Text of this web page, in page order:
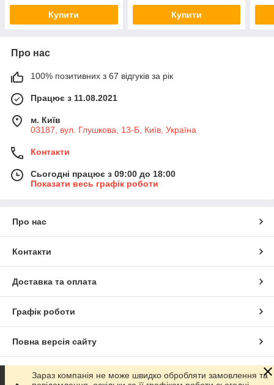
Купити Купити
Про нас
100% позитивних з 67 відгуків за рік
Працює з 11.08.2021
м. Київ
03187, вул. Глушкова, 13-Б, Київ, Україна
Контакти
Сьогодні працює з 09:00 до 18:00
Показати весь графік роботи
Про нас
Контакти
Доставка та оплата
Графік роботи
Повна версія сайту
Сайт створено на маркетплейсі Prom.ua
Зараз компанія не може швидко обробляти замовлення та